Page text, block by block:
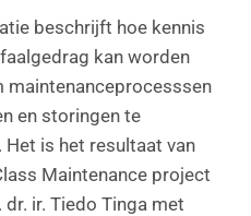
beschrijft hoe kennis
kan worden
maintenanceprocesssen
en storingen te
Het is het resultaat van
Maintenance project
ir. Tiedo Tinga met